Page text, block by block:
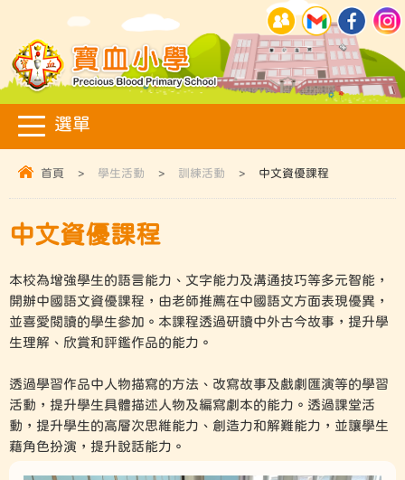
首頁 > 學生活動 > 訓練活動 > 中文資優課程
中文資優課程
本校為增強學生的語言能力、文字能力及溝通技巧等多元智能，
開辦中國語文資優課程，由老師推薦在中國語文方面表現優異，
並喜愛閱讀的學生參加。本課程透過研讀中外古今故事，提升學
生理解、欣賞和評鑑作品的能力。
透過學習作品中人物描寫的方法、改寫故事及戲劇匯演等的學習
活動，提升學生具體描述人物及編寫劇本的能力。透過課堂活
動，提升學生的高層次思維能力、創造力和解難能力，並讓學生
藉角色扮演，提升說話能力。